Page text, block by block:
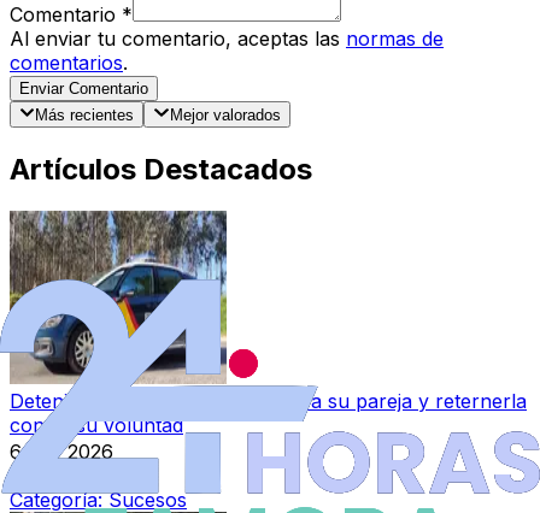
Comentario *
Al enviar tu comentario, aceptas las normas de
comentarios.
Enviar Comentario
Más recientes
Mejor valorados
Artículos Destacados
Detenido en Zamora por agredir a su pareja y reternerla
contra su voluntad
6 ago 2026
|
Categoría:Sucesos